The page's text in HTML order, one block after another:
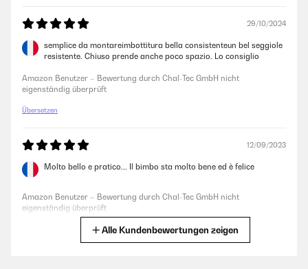
29/10/2024
semplice da montareimbottitura bella consistenteun bel seggiole
resistente. Chiuso prende anche poco spazio. Lo consiglio
Amazon Benutzer – Bewertung durch Chal-Tec GmbH nicht
eigenständig überprüft
Übersetzen
12/09/2023
Molto bello e pratico... Il bimbo sta molto bene ed è felice
Amazon Benutzer – Bewertung durch Chal-Tec GmbH nicht
eigenständig überprüft
Alle Kundenbewertungen zeigen